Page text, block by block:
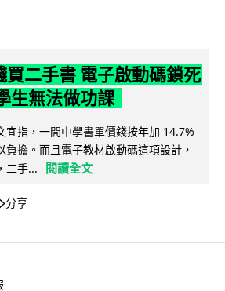
買二手書 電子啟動碼鎖死
生無法做功課
宜指，一間中學書單價錢按年加 14.7%
擔。而且電子教材啟動碼這項設計，
二手...
閱讀全文
分享